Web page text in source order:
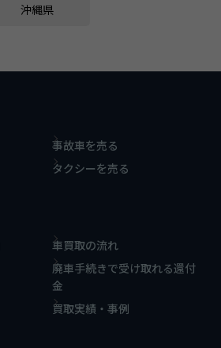
沖縄県
事故車を売る
タクシーを売る
車買取の流れ
廃車手続きで受け取れる還付
金
買取実績・事例